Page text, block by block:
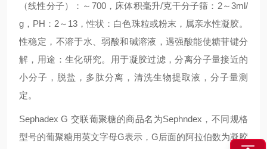
（线性分子）：～700， 床体积毫升/克干分子筛：2～3ml/
g ， PH ：2～13，性状：白色珠粒或粉末，属亲水性凝胶。
性稳定，不溶于水、弱酸和碱溶液，遇强酸能使糖苷键分
解，用途：生化研究。用于凝胶过滤，分离分子量接近的
小分子，脱盐，多肽分离，清洗生物提取液，分子量测
定。
Sephadex G 交联葡聚糖的商品名为Sephndex，不同规格
型号的葡聚糖用英文字母G表示，G后面的阿拉伯数为凝胶